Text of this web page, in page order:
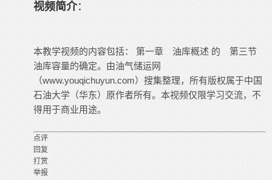
视频简介：
本教学视频的内容包括： 第一章 油库概述 的 第三节
油库容量的确定。由油气储运网
（www.youqichuyun.com）搜集整理，所有版权属于中国
石油大学（华东）原作者所有。本视频仅限学习交流，不
得用于商业用途。
点评
回复
打赏
举报